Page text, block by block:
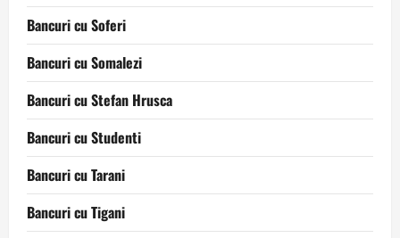
Bancuri cu Soferi
Bancuri cu Somalezi
Bancuri cu Stefan Hrusca
Bancuri cu Studenti
Bancuri cu Tarani
Bancuri cu Tigani